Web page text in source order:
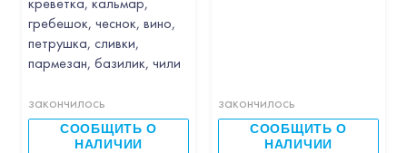
гребешок, чеснок, вино,
петрушка, сливки,
пармезан, базилик, чили
закончилось
СООБЩИТЬ О
НАЛИЧИИ
закончилось
СООБЩИТЬ О
НАЛИЧИИ